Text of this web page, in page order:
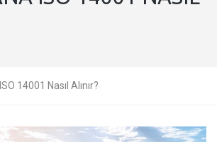
14001 Nasıl Alınır?